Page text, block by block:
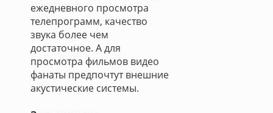
ежедневного просмотра
телепрограмм, качество
звука более чем
достаточное. А для
просмотра фильмов видео
фанаты предпочтут внешние
акустические системы.